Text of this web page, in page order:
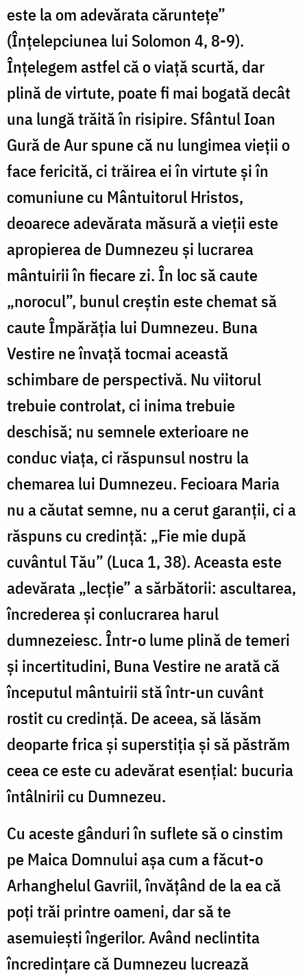
este la om adevărata căruntețe”
(Înțelepciunea lui Solomon 4, 8-9).
Înțelegem astfel că o viață scurtă, dar
plină de virtute, poate fi mai bogată decât
una lungă trăită în risipire. Sfântul Ioan
Gură de Aur spune că nu lungimea vieții o
face fericită, ci trăirea ei în virtute și în
comuniune cu Mântuitorul Hristos,
deoarece adevărata măsură a vieții este
apropierea de Dumnezeu și lucrarea
mântuirii în fiecare zi. În loc să caute
„norocul”, bunul creștin este chemat să
caute Împărăția lui Dumnezeu. Buna
Vestire ne învață tocmai această
schimbare de perspectivă. Nu viitorul
trebuie controlat, ci inima trebuie
deschisă; nu semnele exterioare ne
conduc viața, ci răspunsul nostru la
chemarea lui Dumnezeu. Fecioara Maria
nu a căutat semne, nu a cerut garanții, ci a
răspuns cu credință: „Fie mie după
cuvântul Tău” (Luca 1, 38). Aceasta este
adevărata „lecție” a sărbătorii: ascultarea,
încrederea și conlucrarea harul
dumnezeiesc. Într-o lume plină de temeri
și incertitudini, Buna Vestire ne arată că
începutul mântuirii stă într-un cuvânt
rostit cu credință. De aceea, să lăsăm
deoparte frica și superstiția și să păstrăm
ceea ce este cu adevărat esențial: bucuria
întâlnirii cu Dumnezeu.
Cu aceste gânduri în suflete să o cinstim
pe Maica Domnului așa cum a făcut-o
Arhanghelul Gavriil, învățând de la ea că
poți trăi printre oameni, dar să te
asemuiești îngerilor. Având neclintita
încredințare că Dumnezeu lucrează